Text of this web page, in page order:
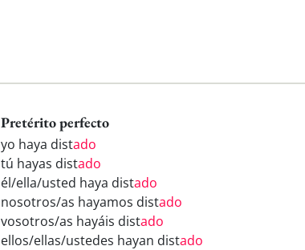
Pretérito perfecto
yo haya distado
tú hayas distado
él/ella/usted haya distado
nosotros/as hayamos distado
vosotros/as hayáis distado
ellos/ellas/ustedes hayan distado